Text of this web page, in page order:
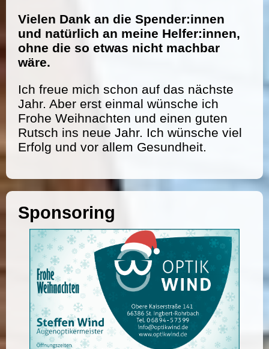
Vielen Dank an die Spender:innen
und natürlich an meine Helfer:innen,
ohne die so etwas nicht machbar
wäre.
Ich freue mich schon auf das nächste
Jahr. Aber erst einmal wünsche ich
Frohe Weihnachten und einen guten
Rutsch ins neue Jahr. Ich wünsche viel
Erfolg und vor allem Gesundheit.
Sponsoring